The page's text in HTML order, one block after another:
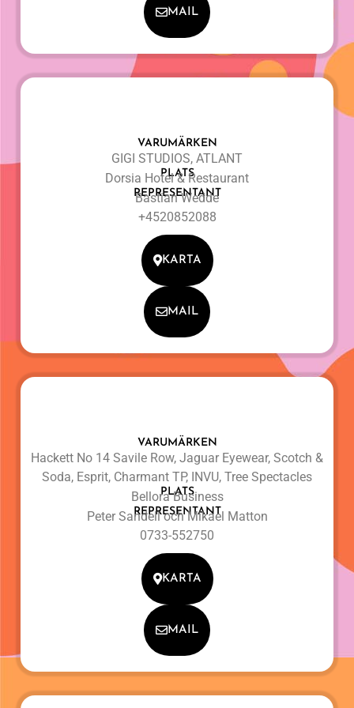
MAIL
VARUMÄRKEN
GIGI STUDIOS, ATLANT
PLATS
Dorsia Hotel & Restaurant
REPRESENTANT
Bastian Wedde
+4520852088
KARTA
MAIL
VARUMÄRKEN
Hackett No 14 Savile Row, Jaguar Eyewear, Scotch &
Soda, Esprit, Charmant TP, INVU, Tree Spectacles
PLATS
Bellora Business
REPRESENTANT
Peter Sandell och Mikael Matton
0733-552750
KARTA
MAIL